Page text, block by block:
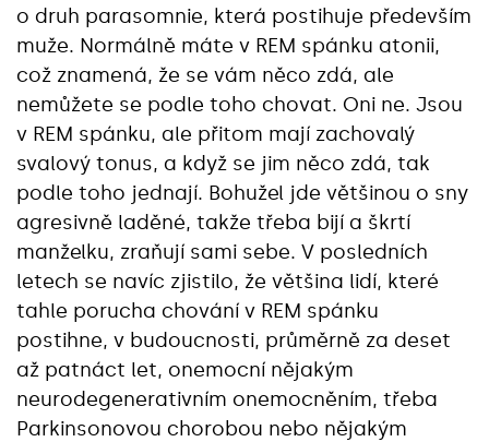
o druh parasomnie, která postihuje především
muže. Normálně máte v REM spánku atonii,
což znamená, že se vám něco zdá, ale
nemůžete se podle toho chovat. Oni ne. Jsou
v REM spánku, ale přitom mají zachovalý
svalový tonus, a když se jim něco zdá, tak
podle toho jednají. Bohužel jde většinou o sny
agresivně laděné, takže třeba bijí a škrtí
manželku, zraňují sami sebe. V posledních
letech se navíc zjistilo, že většina lidí, které
tahle porucha chování v REM spánku
postihne, v budoucnosti, průměrně za deset
až patnáct let, onemocní nějakým
neurodegenerativním onemocněním, třeba
Parkinsonovou chorobou nebo nějakým